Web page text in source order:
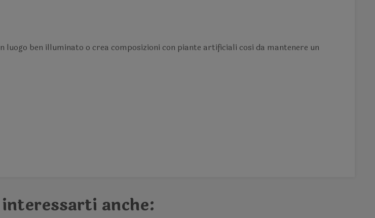
ben illuminato o crea composizioni con piante artificiali cosi da mantenere un
anche: